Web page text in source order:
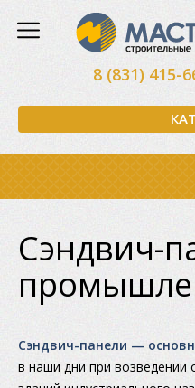
8 (831) 415-
Сэндвич-
Сэндвич-панели —
в наши дни при возведении